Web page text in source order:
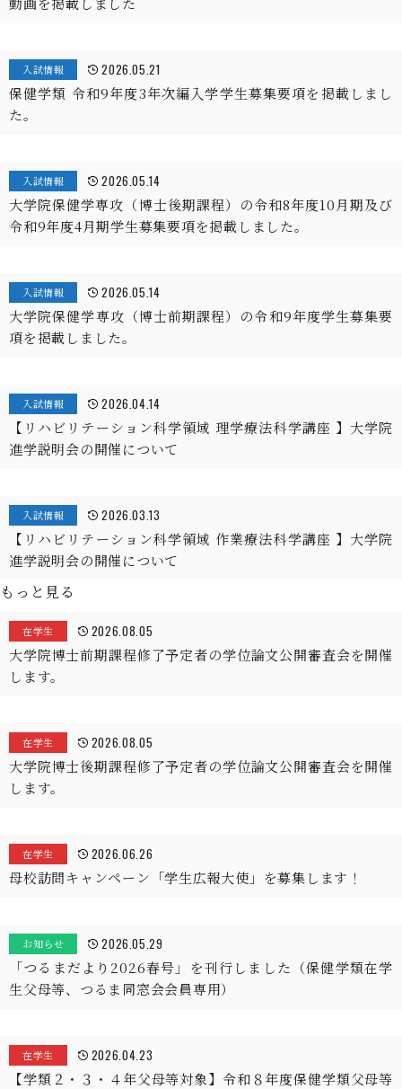
入試情報 2026.05.21
保健学類 令和9年度3年次編入学学生募集要項を掲載しまし
た。
入試情報 2026.05.14
大学院保健学専攻（博士後期課程）の令和8年度10月期及び
令和9年度4月期学生募集要項を掲載しました。
入試情報 2026.05.14
大学院保健学専攻（博士前期課程）の令和9年度学生募集要
項を掲載しました。
入試情報 2026.04.14
【リハビリテーション科学領域 理学療法科学講座 】大学院
進学説明会の開催について
入試情報 2026.03.13
【リハビリテーション科学領域 作業療法科学講座 】大学院
進学説明会の開催について
もっと見る
在学生 2026.08.05
大学院博士前期課程修了予定者の学位論文公開審査会を開催
します。
在学生 2026.08.05
大学院博士後期課程修了予定者の学位論文公開審査会を開催
します。
在学生 2026.06.26
母校訪問キャンペーン「学生広報大使」を募集します！
お知らせ 2026.05.29
「つるまだより2026春号」を刊行しました（保健学類在学
生父母等、つるま同窓会会員専用）
在学生 2026.04.23
【学類２・３・４年父母等対象】令和８年度保健学類父母等